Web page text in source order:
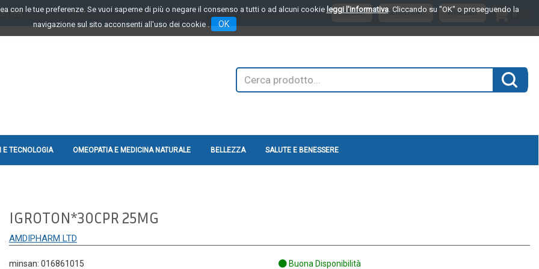
con le tue preferenze. Se vuoi saperne di più o negare il consenso a tutti o ad alcuni cookie leggi l'informativa. Cliccando su "OK" o proseguendo la
navigazione sul sito acconsenti all'uso dei cookie .
OK
ACCEDI REGISTRATI WISHLIST 0
Cerca
Prodotto
E TECNOLOGIA OMEOPATIA E MEDICINA NATURALE BELLEZZA SALUTE E BENESSERE
IGROTON*30CPR 25MG
AMDIPHARM LTD
minsan: 016861015
Buona Disponibilità